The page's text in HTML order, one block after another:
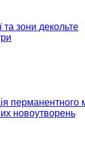
зони декольте
перманентного
новоутворень